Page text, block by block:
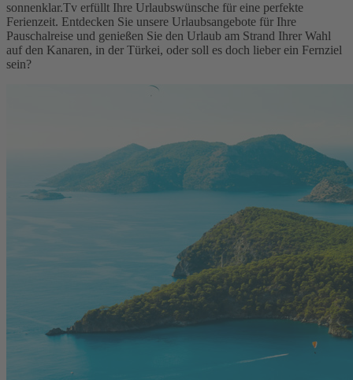
sonnenklar.Tv erfüllt Ihre Urlaubswünsche für eine perfekte
Ferienzeit. Entdecken Sie unsere Urlaubsangebote für Ihre
Pauschalreise und genießen Sie den Urlaub am Strand Ihrer Wahl
auf den Kanaren, in der Türkei, oder soll es doch lieber ein Fernziel
sein?